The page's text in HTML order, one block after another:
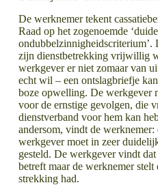
De werknemer tekent
Raad op het zogenoemde
ondubbelzinnigheidscriterium’.
zijn dienstbetrekking vrijwillig
werkgever er niet zomaar van
echt wil – een ontslagbriefje
boze opwelling. De werkgever
voor de ernstige gevolgen, die
dienstverband voor hem kan
andersom, vindt de
werkgever moet in zeer
gesteld. De werkgever vindt
betreft maar de werknemer
strekking had.